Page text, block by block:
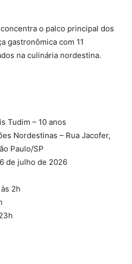
concentra o palco principal dos
gastronômica com 11
na culinária nordestina.
Tudim – 10 anos
Nordestinas – Rua Jacofer,
Paulo/SP
de julho de 2026
2h